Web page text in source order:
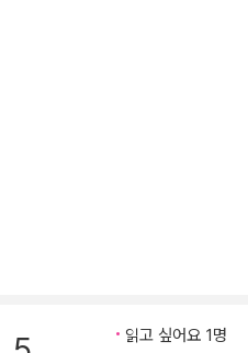
기 『아는 척』에 이어 이번 4회
모난 데는 없지만 너무도 평범하
인공이다. 지호가 자전거를 타
들과의 경험을 통해 얻은 동력
는 과정을 유쾌하고 감동적으로
의 섬세한 결을 살린 구체성과
. 심사위원들은 이런 장점들이
데 큰 힘이 되어 줄 것’이라며 신
읽고 싶어요 1명